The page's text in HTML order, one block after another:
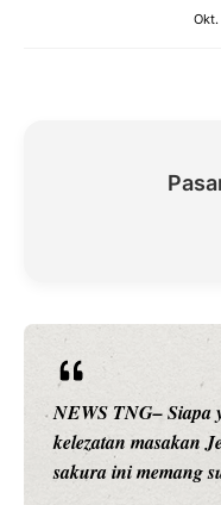
NEWS TNG– Siapa
hiburan, Nunung
merambah dunia